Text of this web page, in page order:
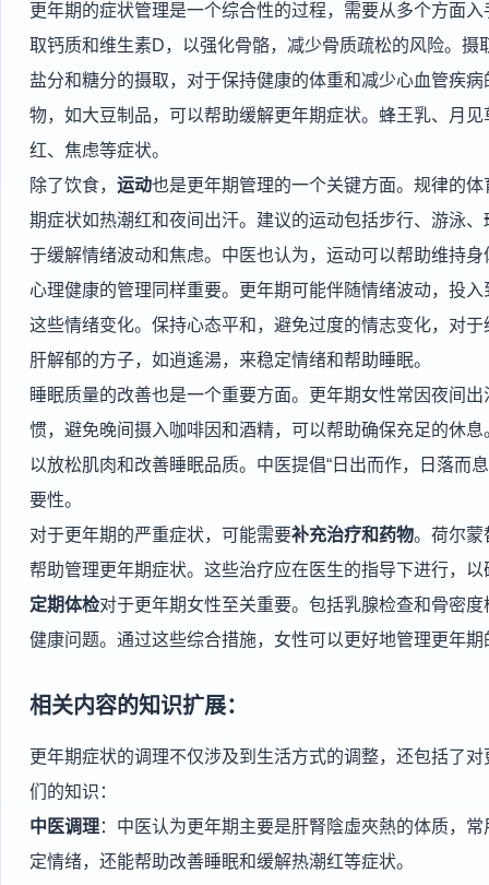
更年期的症状管理是一个综合性的过程，需要从多个方面入
取钙质和维生素D，以强化骨骼，减少骨质疏松的风险。
盐分和糖分的摄取，对于保持健康的体重和减少心血管疾
物，如大豆制品，可以帮助缓解更年期症状。蜂王乳、月
红、焦虑等症状。
除了饮食， 运动也是更年期管理的一个关键方面。规律的
期症状如热潮红和夜间出汗。建议的运动包括步行、游泳
于缓解情绪波动和焦虑。中医也认为，运动可以帮助维持
心理健康的管理同样重要。更年期可能伴随情绪波动，投
这些情绪变化。保持心态平和，避免过度的情志变化，对
肝解郁的方子，如逍遙湯，来稳定情绪和帮助睡眠。
睡眠质量的改善也是一个重要方面。更年期女性常因夜间
惯，避免晚间摄入咖啡因和酒精，可以帮助确保充足的休
以放松肌肉和改善睡眠品质。中医提倡“日出而作，日落而
要性。
对于更年期的严重症状，可能需要补充治疗和药物。荷尔蒙
帮助管理更年期症状。这些治疗应在医生的指导下进行，
定期体检对于更年期女性至关重要。包括乳腺检查和骨密
健康问题。通过这些综合措施，女性可以更好地管理更年
相关内容的知识扩展：
更年期症状的调理不仅涉及到生活方式的调整，还包括了
们的知识：
中医调理：中医认为更年期主要是肝腎陰虛夾熱的体质，
定情绪，还能帮助改善睡眠和缓解热潮红等症状。